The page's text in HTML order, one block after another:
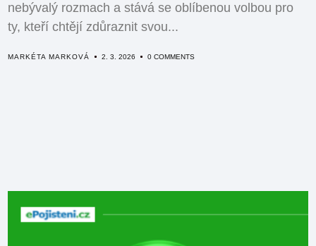
nebývalý rozmach a stává se oblíbenou volbou pro
ty, kteří chtějí zdůraznit svou...
MARKÉTA MARKOVÁ 2. 3. 2026 0 COMMENTS